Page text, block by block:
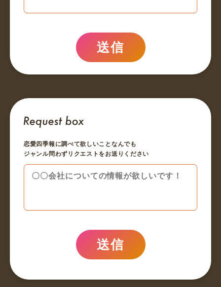
送信
恋愛四季報に調べて欲しいことなんでも
ジャンル問わずリクエストをお送りください
送信